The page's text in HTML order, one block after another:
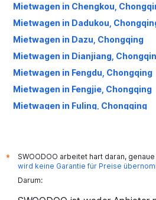
Mietwagen in Chengkou,
Mietwagen in Dadukou,
Mietwagen in Dazu, Chongqing
Mietwagen in Dianjiang,
Mietwagen in Fengdu, Chongqing
Mietwagen in Fengjie, Chongqing
Mietwagen in Fuling, Chongqing
Mietwagen in Jiangjin, Chongqing
Mietwagen in Jiulongpo,
*
SWOODOO arbeitet hart daran,
wird keine Garantie für Preise
Darum: